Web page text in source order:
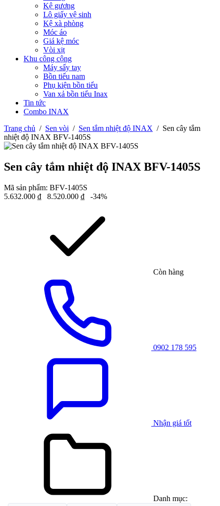
Kệ gương
Lô giấy vệ sinh
Kệ xà phòng
Móc áo
Giá kệ móc
Vòi xịt
Khu công cộng
Máy sấy tay
Bồn tiểu nam
Phụ kiện bồn tiểu
Van xả bồn tiểu Inax
Tin tức
Combo INAX
Trang chủ / Sen vòi / Sen tắm nhiệt độ INAX / Sen cây tắm
nhiệt độ INAX BFV-1405S
Sen cây tắm nhiệt độ INAX BFV-1405S
Mã sản phẩm: BFV-1405S
5.632.000 ₫ 8.520.000 ₫ -34%
Còn hàng
0902 178 595
Nhận giá tốt
Danh mục: